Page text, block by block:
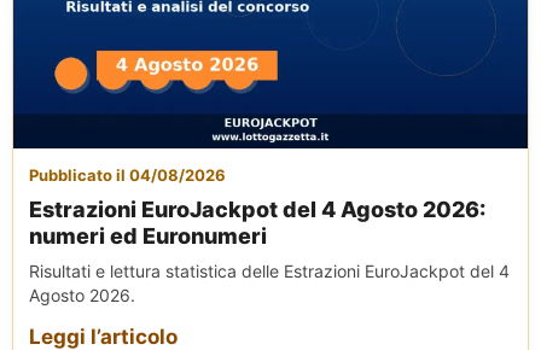
Pubblicato il 04/08/2026
Estrazioni EuroJackpot del 4 Agosto 2026:
numeri ed Euronumeri
Risultati e lettura statistica delle Estrazioni EuroJackpot del 4
Agosto 2026.
Leggi l’articolo